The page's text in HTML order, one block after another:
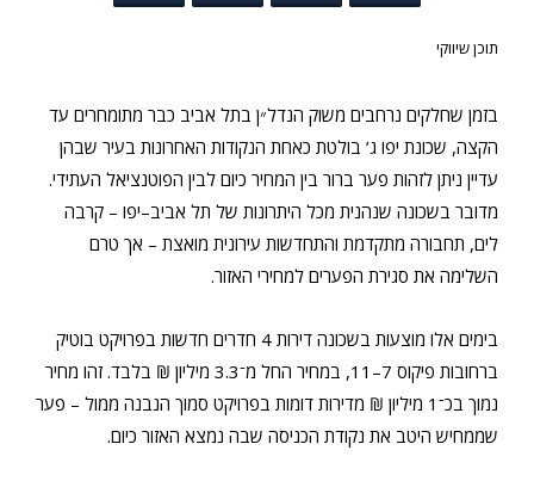
תוכן שיווקי
בזמן שחלקים נרחבים משוק הנדל״ן בתל אביב כבר מתומחרים עד
הקצה, שכונת יפו ג’ בולטת כאחת הנקודות האחרונות בעיר שבהן
עדיין ניתן לזהות פער ברור בין המחיר כיום לבין הפוטנציאל העתידי.
מדובר בשכונה שנהנית מכל היתרונות של תל אביב–יפו – קרבה
לים, תחבורה מתקדמת והתחדשות עירונית מואצת – אך טרם
השלימה את סגירת הפערים למחירי האזור.
בימים אלו מוצעות בשכונה דירות 4 חדרים חדשות בפרויקט בוטיק
ברחובות פיקוס 7–11, במחיר החל מ־3.3 מיליון ₪ בלבד. זהו מחיר
נמוך בכ־1 מיליון ₪ מדירות דומות בפרויקט סמוך הנבנה ממול – פער
שממחיש היטב את נקודת הכניסה שבה נמצא האזור כיום.